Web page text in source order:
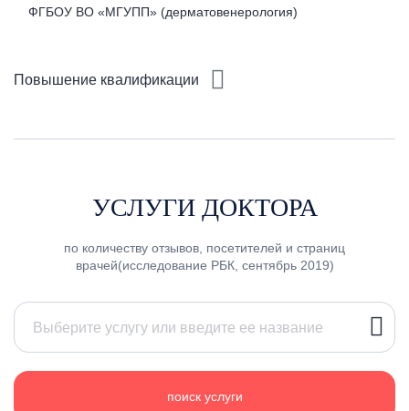
ФГБОУ ВО «МГУПП» (дерматовенерология)
Повышение квалификации
УСЛУГИ ДОКТОРА
по количеству отзывов, посетителей и страниц
врачей(исследование РБК, сентябрь 2019)
поиск услуги